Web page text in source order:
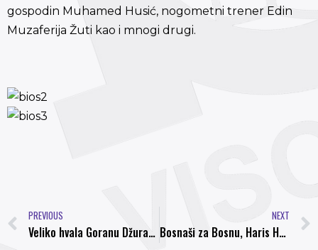
gospodin Muhamed Husić, nogometni trener Edin
Muzaferija Žuti kao i mnogi drugi.
PREVIOUS
Veliko hvala Goranu Džuranoviću
NEXT
Bosnaši za Bosnu, Haris Handžija još jednom pokazao da nije zaboravio svoj klub